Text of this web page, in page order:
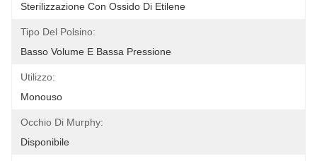
Sterilizzazione Con Ossido Di Etilene
Tipo Del Polsino:
Basso Volume E Bassa Pressione
Utilizzo:
Monouso
Occhio Di Murphy:
Disponibile